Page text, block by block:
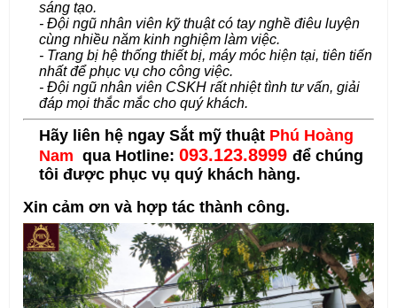
sáng tạo.
- Đội ngũ nhân viên kỹ thuật có tay nghề điêu luyện
cùng nhiều năm kinh nghiệm làm việc.
- Trang bị hệ thống thiết bị, máy móc hiện tại, tiên tiến
nhất để phục vụ cho công việc.
- Đội ngũ nhân viên CSKH rất nhiệt tình tư vấn, giải
đáp mọi thắc mắc cho quý khách.
Hãy liên hệ ngay Sắt mỹ thuật Phú Hoàng
Nam qua Hotline:093.123.8999để chúng
tôi được phục vụ quý khách hàng.
Xin cảm ơn và hợp tác thành công.